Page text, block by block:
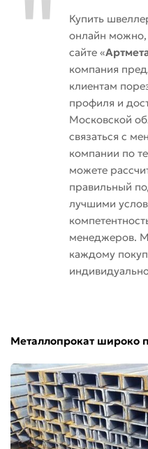
Купить
онлайн можно,
сайте «
компания
клиентам
профиля и
Московской
связаться с
компании по
можете
правильный
лучшими
менеджеров.
каждому
Металлопрокат широко